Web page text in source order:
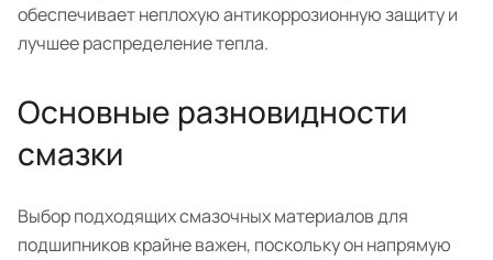
обеспечивает неплохую антикоррозионную защиту и
лучшее распределение тепла.
Основные разновидности
смазки
Выбор подходящих смазочных материалов для
подшипников крайне важен, поскольку он напрямую